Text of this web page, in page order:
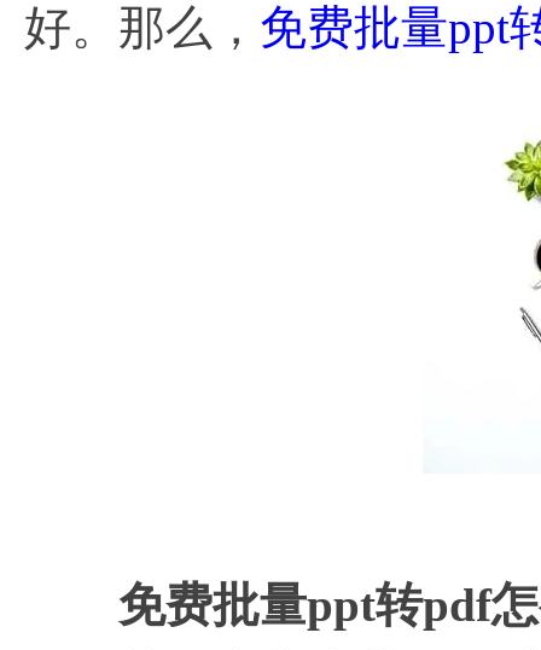
好。那么， 免费批量ppt
免费批量ppt转pdf